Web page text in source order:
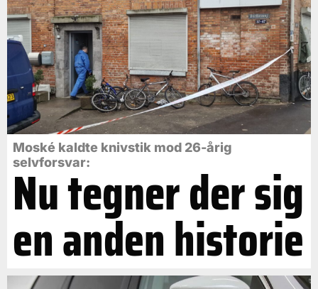
Moské kaldte knivstik mod 26-årig
selvforsvar:
Nu tegner der sig
en anden historie